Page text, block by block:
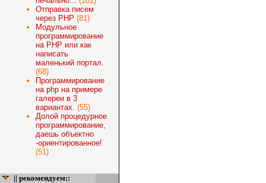
Отправка писем
через PHP (81)
Модульное
программирование
на PHP или как
написать
маленький портал.
(68)
Программирование
на php на примере
галереи в 3
вариантах. (55)
Долой процедурное
программирование,
даешь объектно
-ориентированное!
(51)
|| рекомендуем::